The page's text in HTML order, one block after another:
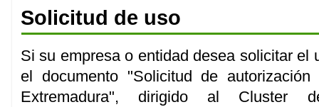
Solicitud de uso
Si su empresa o entidad desea solicitar el
el documento "Solicitud de
Extremadura", dirigido al Cluster